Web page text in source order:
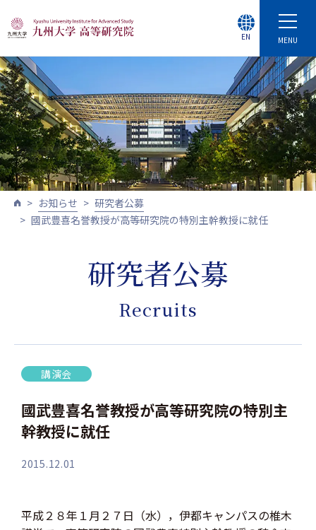
MENU
EN
お知らせ
研究者公募
國武豊喜名誉教授が高等研究院の特別主幹教授に就任
研究者公募
Recruits
講演会
國武豊喜名誉教授が高等研究院の特別主
幹教授に就任
2015.12.01
平成２８年１月２７日（水），伊都キャンパスの椎木